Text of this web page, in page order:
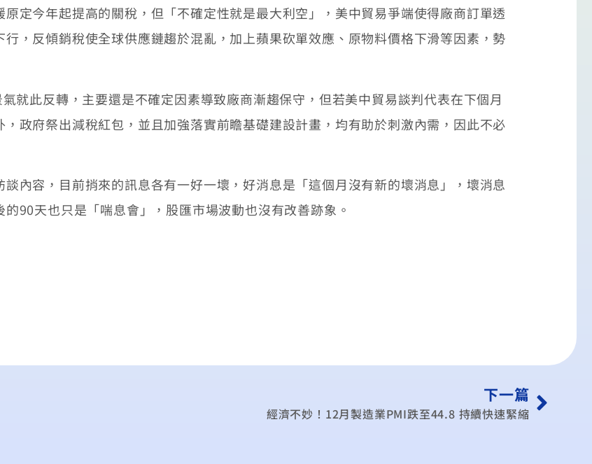
今年起提高的關稅，但「不確定性就是最大利空」，美中貿易爭端使得廠商訂單透
，反傾銷稅使全球供應鏈趨於混亂，加上蘋果砍單效應、原物料價格下滑等因素，勢
此反轉，主要還是不確定因素導致廠商漸趨保守，但若美中貿易談判代表在下個月
政府祭出減稅紅包，並且加強落實前瞻基礎建設計畫，均有助於刺激內需，因此不必
容，目前捎來的訊息各有一好一壞，好消息是「這個月沒有新的壞消息」，壞消息
90天也只是「喘息會」，股匯市場波動也沒有改善跡象。
下一篇
經濟不妙！12月製造業PMI跌至44.8 持續快速緊縮